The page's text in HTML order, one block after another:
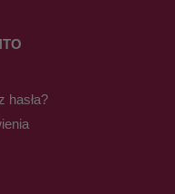
hasła?